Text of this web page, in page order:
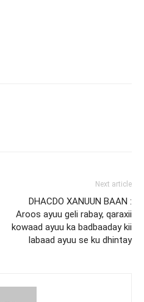
Next article
DHACDO XANUUN BAAN :
Aroos ayuu geli rabay, qaraxii
kowaad ayuu ka badbaaday kii
labaad ayuu se ku dhintay